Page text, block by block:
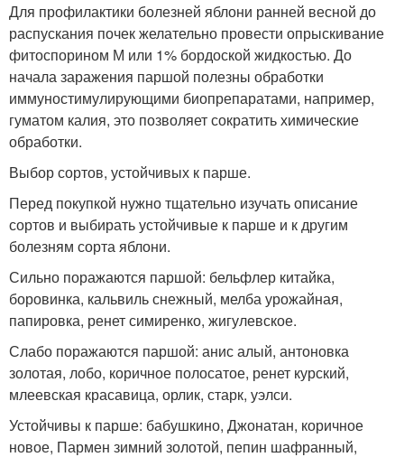
Для профилактики болезней яблони ранней весной до
распускания почек желательно провести опрыскивание
фитоспорином М или 1% бордоской жидкостью. До
начала заражения паршой полезны обработки
иммуностимулирующими биопрепаратами, например,
гуматом калия, это позволяет сократить химические
обработки.
Выбор сортов, устойчивых к парше.
Перед покупкой нужно тщательно изучать описание
сортов и выбирать устойчивые к парше и к другим
болезням сорта яблони.
Сильно поражаются паршой: бельфлер китайка,
боровинка, кальвиль снежный, мелба урожайная,
папировка, ренет симиренко, жигулевское.
Слабо поражаются паршой: анис алый, антоновка
золотая, лобо, коричное полосатое, ренет курский,
млеевская красавица, орлик, старк, уэлси.
Устойчивы к парше: бабушкино, Джонатан, коричное
новое, Пармен зимний золотой, пепин шафранный,